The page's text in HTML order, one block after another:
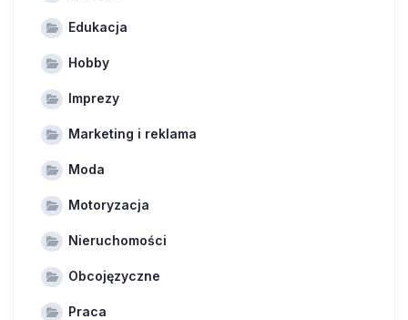
Edukacja
Hobby
Imprezy
Marketing i reklama
Moda
Motoryzacja
Nieruchomości
Obcojęzyczne
Praca